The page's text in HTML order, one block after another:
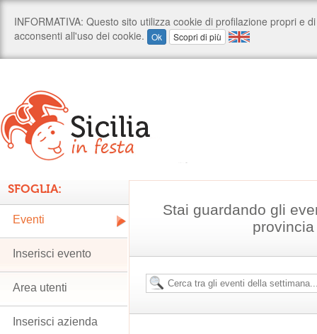
Stai guardando gli
SFOGLIA:
Eventi
Inserisci evento
Area utenti
Inserisci azienda